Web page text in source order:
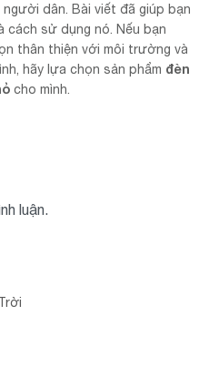
dân. Bài viết đã giúp bạn
cách sử dụng nó. Nếu bạn
thân thiện với môi trường và
hãy lựa chọn sản phẩm đèn
cho mình.
luận.